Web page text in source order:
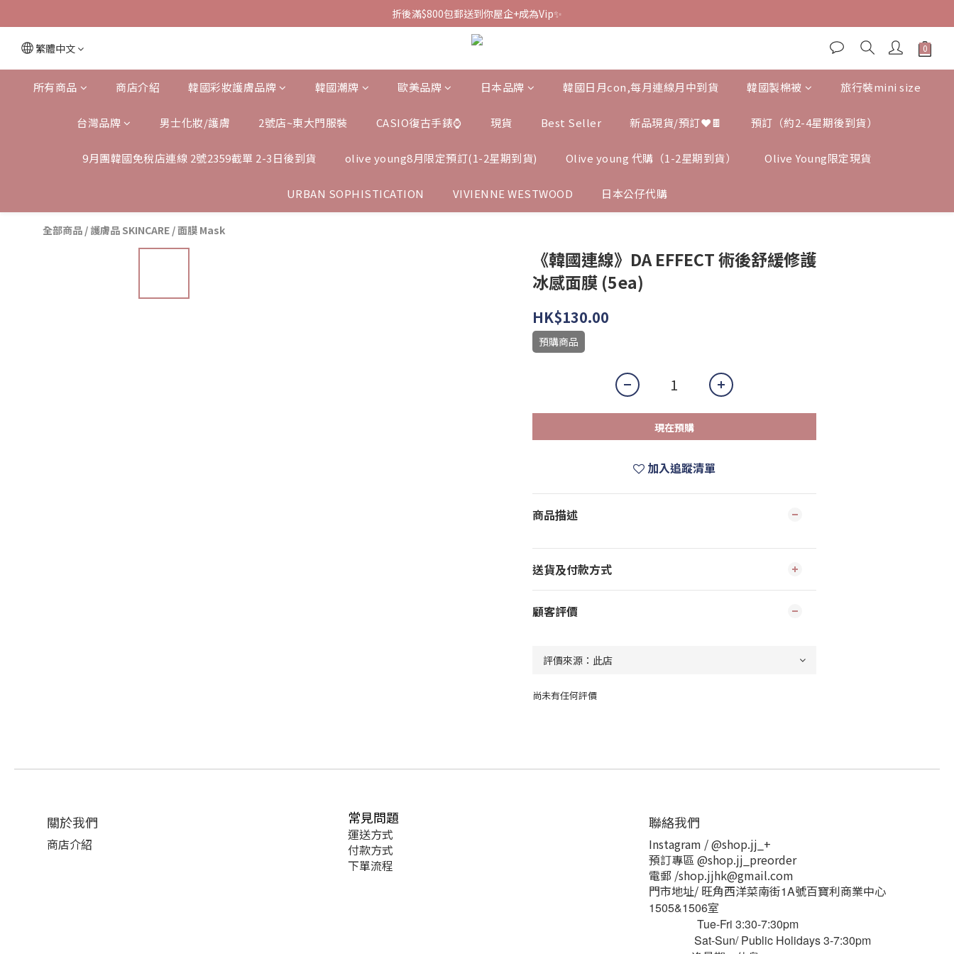
折後滿$800包郵送到你屋企+成為Vip✨
繁體中文
所有商品 商店介紹 韓國彩妝護膚品牌 韓國潮牌 歐美品牌 日本品牌 韓國日月con,每月連線月中到貨 韓國製棉被 旅行裝mini size
台灣品牌 男士化妝/護膚 2號店~東大門服裝 CASIO復古手錶⌚️ 現貨 Best Seller 新品現貨/預訂❤️🍫 預訂（約2-4星期後到貨）
9月團韓國免稅店連線 2號2359截單 2-3日後到貨 olive young8月限定預訂(1-2星期到貨) Olive young 代購（1-2星期到貨） Olive Young限定現貨
URBAN SOPHISTICATION VIVIENNE WESTWOOD 日本公仔代購
全部商品 /護膚品 SKINCARE /面膜 Mask
《韓國連線》DA EFFECT 術後舒緩修護
冰感面膜 (5ea)
HK$130.00
預購商品
現在預購
加入追蹤清單
商品描述
送貨及付款方式
顧客評價
尚未有任何評價
關於我們
商店介紹
常見問題
運送方式
付款方式
下單流程
聯絡我們
Instagram / @shop.jj_+
預訂專區 @shop.jj_preorder
電郵 /shop.jjhk@gmail.com
門市地址/ 旺角西洋菜南街1A號百寶利商業中心
1505&1506室
Tue-Fri 3:30-7:30pm
Sat-Sun/ Public Holidays 3-7:30pm